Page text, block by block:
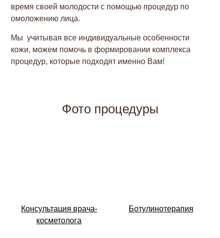
время своей молодости с помощью процедур по
омоложению лица.
Мы учитывая все индивидуальные особенности
кожи, можем помочь в формировании комплекса
процедур, которые подходят именно Вам!
Фото процедуры
Консультация врача-
косметолога
Ботулинотерапия